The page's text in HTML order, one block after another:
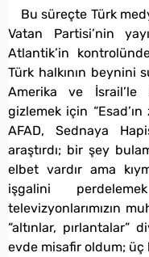
Bu süreçte Türk
Vatan Partisi’nin
Atlantik’in
Türk halkının beynini
Amerika ve
gizlemek için
AFAD, Sednaya
araştırdı; bir şey
elbet vardır ama
işgalini
televizyonlarımızın
“altınlar, pırlantalar”
evde misafir oldum; üç